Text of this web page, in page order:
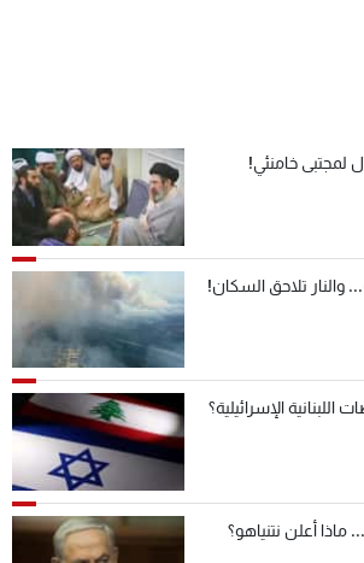
لمجتبى خامنئي!
والنار تلاحق السكان!
اللبنانية الإسرائيلية؟
أعلن نتنياهو؟